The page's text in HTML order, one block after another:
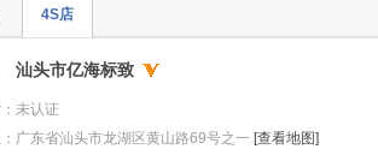
4S店
汕头市亿海标致
未认证
广东省汕头市龙湖区黄山路69号之一 [查看地图]